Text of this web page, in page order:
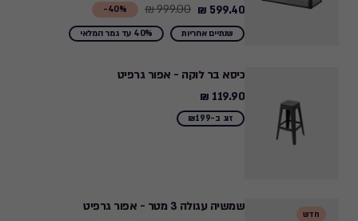
40%-
Price
from
₪
to
599.40
₪
599.40 ₪
999.00 ₪
שנתיים אחריות 40% עד גמר המלאי
כיסא בר לוקה - אפור גרפיט
119.90
₪
119.90 ₪
זוג ב-₪199
חדש
שמשיה עגולה 3 מטר - אפור גרפיט